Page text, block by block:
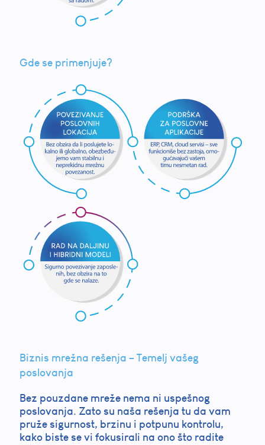
Gde se primenjuje?
Biznis mrežna rešenja – Temelj vašeg
poslovanja
Bez pouzdane mreže nema ni uspešnog
poslovanja. Zato su naša rešenja tu da vam
pruže sigurnost, brzinu i potpunu kontrolu,
kako biste se vi fokusirali na ono što radite